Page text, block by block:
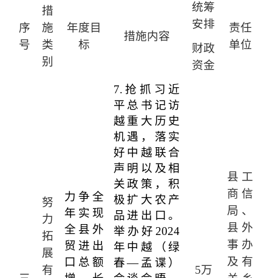
序
号
措
施
类
别
年度目
标
措施内容
统筹
安排
财政
资金
责任
单位
努
力
拓
展
有
力争全
年实现
全县外
贸进出
口总额
7. 抢抓习近
平总书记访
越重大历史
机遇，落实
好中越联合
声明以及相
关政策，积
极扩大农产
品进出口。
举办好 2024
年中越（绿
春—孟谍）
5万
县工
商信
局、
县外
事办
及有